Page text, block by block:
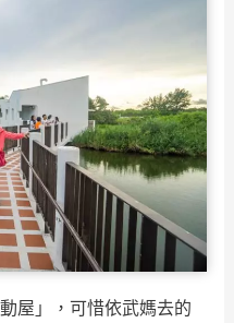
屋」，可惜依武媽去的